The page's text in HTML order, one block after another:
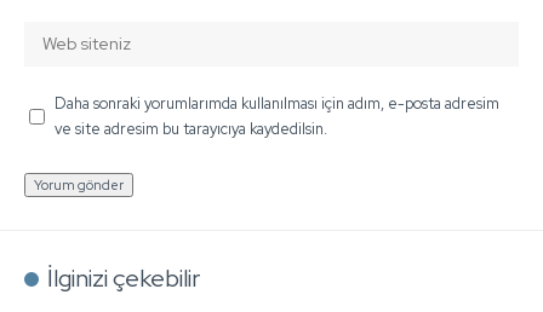
Daha sonraki yorumlarımda kullanılması için adım, e-posta adresim
ve site adresim bu tarayıcıya kaydedilsin.
İlginizi çekebilir